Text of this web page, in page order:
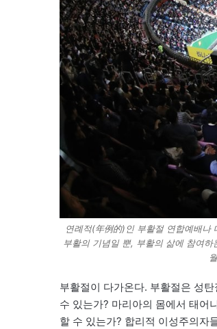
연례적(年例的)인 부활절 연합예배
부활의 기념일 뿐, 부활의 삶에 참여
부활절이 다가온다. 부활절은 성
수 있는가? 마리아의 몸에서 태어
할 수 있는가? 합리적 이성주의자